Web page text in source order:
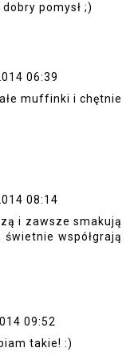
pomysł ;)
06:39
muffinki i chętnie
08:14
i zawsze smakują
współgrają
09:52
takie! :)